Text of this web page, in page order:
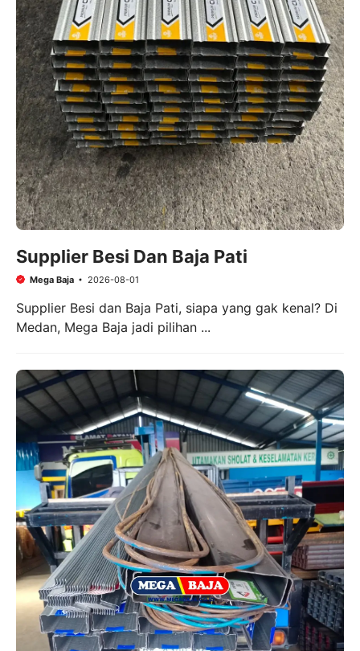
Supplier Besi Dan Baja Pati
Mega Baja 2026-08-01
Supplier Besi dan Baja Pati, siapa yang gak kenal? Di
Medan, Mega Baja jadi pilihan ...